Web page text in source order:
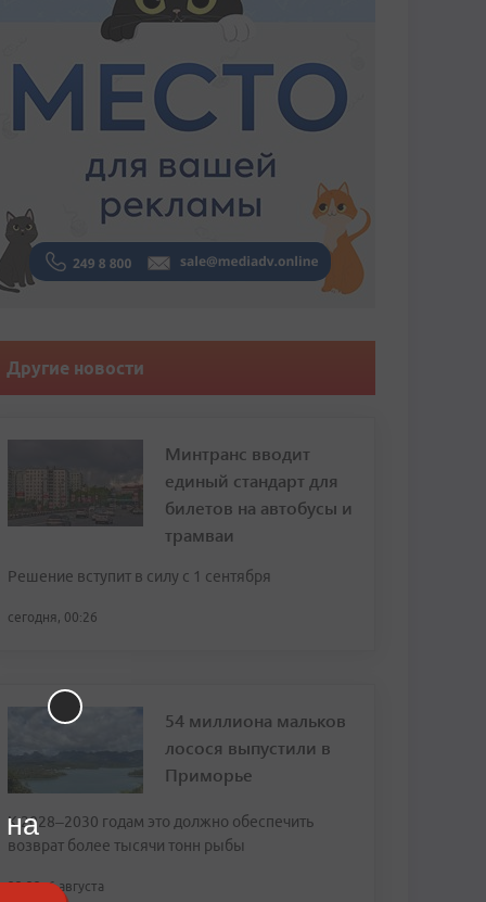
Другие новости
Минтранс вводит
единый стандарт для
билетов на автобусы и
трамваи
Решение вступит в силу с 1 сентября
сегодня, 00:26
54 миллиона мальков
лосося выпустили в
Приморье
К 2028–2030 годам это должно обеспечить
возврат более тысячи тонн рыбы
23:32, 6 августа